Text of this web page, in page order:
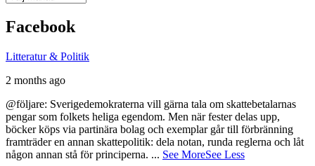
Facebook
Litteratur & Politik
2 months ago
@följare: Sverigedemokraterna vill gärna tala om skattebetalarnas
pengar som folkets heliga egendom. Men när fester delas upp,
böcker köps via partinära bolag och exemplar går till förbränning
framträder en annan skattepolitik: dela notan, runda reglerna och låt
någon annan stå för principerna. ... See MoreSee Less